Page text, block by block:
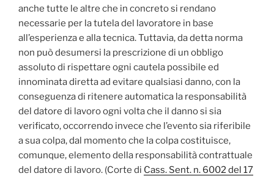
anche tutte le altre che in concreto si rendano
necessarie per la tutela del lavoratore in base
all’esperienza e alla tecnica. Tuttavia, da detta norma
non può desumersi la prescrizione di un obbligo
assoluto di rispettare ogni cautela possibile ed
innominata diretta ad evitare qualsiasi danno, con la
conseguenza di ritenere automatica la responsabilità
del datore di lavoro ogni volta che il danno si sia
verificato, occorrendo invece che l’evento sia riferibile
a sua colpa, dal momento che la colpa costituisce,
comunque, elemento della responsabilità contrattuale
del datore di lavoro. (Corte di Cass. Sent. n. 6002 del 17